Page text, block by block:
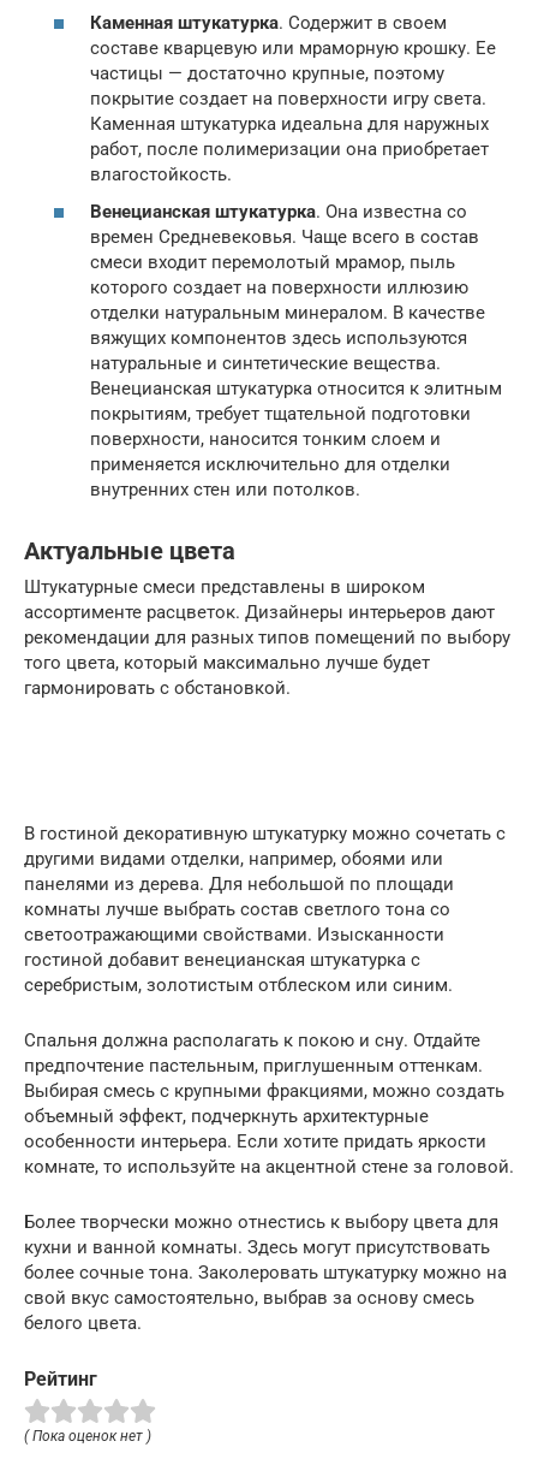
Каменная штукатурка. Содержит в своем
составе кварцевую или мраморную крошку. Ее
частицы — достаточно крупные, поэтому
покрытие создает на поверхности игру света.
Каменная штукатурка идеальна для наружных
работ, после полимеризации она приобретает
влагостойкость.
Венецианская штукатурка. Она известна со
времен Средневековья. Чаще всего в состав
смеси входит перемолотый мрамор, пыль
которого создает на поверхности иллюзию
отделки натуральным минералом. В качестве
вяжущих компонентов здесь используются
натуральные и синтетические вещества.
Венецианская штукатурка относится к элитным
покрытиям, требует тщательной подготовки
поверхности, наносится тонким слоем и
применяется исключительно для отделки
внутренних стен или потолков.
Актуальные цвета
Штукатурные смеси представлены в широком
ассортименте расцветок. Дизайнеры интерьеров дают
рекомендации для разных типов помещений по выбору
того цвета, который максимально лучше будет
гармонировать с обстановкой.
В гостиной декоративную штукатурку можно сочетать с
другими видами отделки, например, обоями или
панелями из дерева. Для небольшой по площади
комнаты лучше выбрать состав светлого тона со
светоотражающими свойствами. Изысканности
гостиной добавит венецианская штукатурка с
серебристым, золотистым отблеском или синим.
Спальня должна располагать к покою и сну. Отдайте
предпочтение пастельным, приглушенным оттенкам.
Выбирая смесь с крупными фракциями, можно создать
объемный эффект, подчеркнуть архитектурные
особенности интерьера. Если хотите придать яркости
комнате, то используйте на акцентной стене за головой.
Более творчески можно отнестись к выбору цвета для
кухни и ванной комнаты. Здесь могут присутствовать
более сочные тона. Заколеровать штукатурку можно на
свой вкус самостоятельно, выбрав за основу смесь
белого цвета.
Рейтинг
( Пока оценок нет )